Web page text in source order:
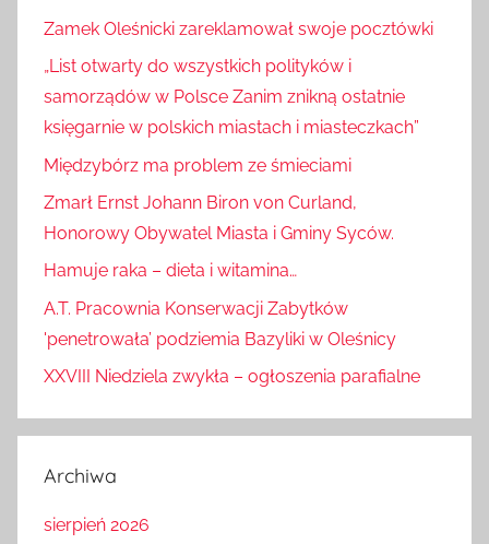
Zamek Oleśnicki zareklamował swoje pocztówki
„List otwarty do wszystkich polityków i
samorządów w Polsce Zanim znikną ostatnie
księgarnie w polskich miastach i miasteczkach”
Międzybórz ma problem ze śmieciami
Zmarł Ernst Johann Biron von Curland,
Honorowy Obywatel Miasta i Gminy Syców.
Hamuje raka – dieta i witamina…
A.T. Pracownia Konserwacji Zabytków
'penetrowała’ podziemia Bazyliki w Oleśnicy
XXVIII Niedziela zwykła – ogłoszenia parafialne
Archiwa
sierpień 2026